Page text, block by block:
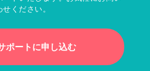
せください。
ポートに申し込む